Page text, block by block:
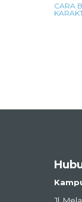
CARA
Jl.